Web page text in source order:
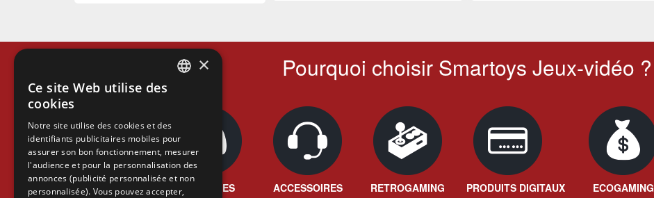
Pourquoi choisir Smartoys Jeux-vidéo ?
JEUX VIDÉO CONSOLES ACCESSOIRES RETROGAMING PRODUITS DIGITAUX ECOGAMING
ENGLISH
×
Ce site Web utilise des
cookies
Notre site utilise des cookies et des
identifiants publicitaires mobiles pour
assurer son bon fonctionnement, mesurer
l'audience et pour la personnalisation des
annonces (publicité personnalisée et non
personnalisée). Vous pouvez accepter,